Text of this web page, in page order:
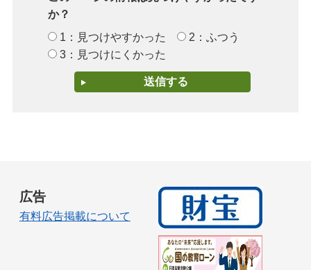
か？
1：見つけやすかった
2：ふつう
3：見つけにくかった
広告
有料広告掲載について